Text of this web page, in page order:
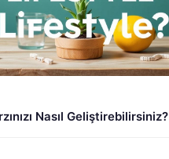
Nasıl Geliştirebilirsiniz?